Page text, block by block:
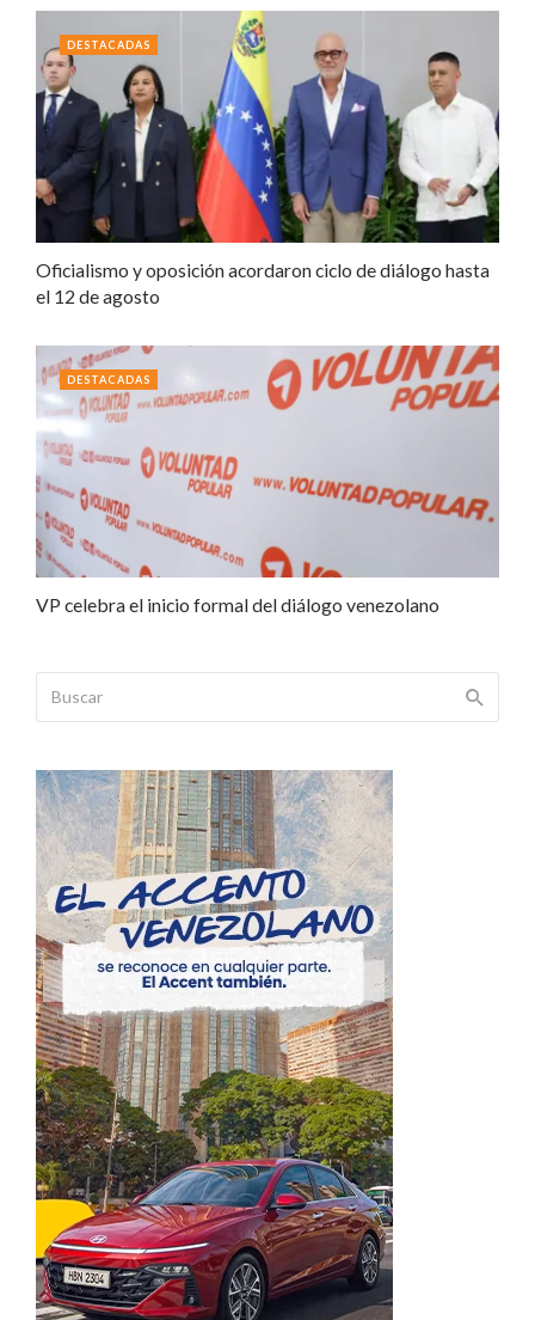
Oficialismo y oposición acordaron ciclo de diálogo hasta
el 12 de agosto
DESTACADAS
VP celebra el inicio formal del diálogo venezolano
DESTACADAS